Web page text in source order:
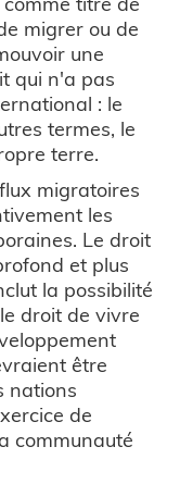
migrer ou de
une
qui n'a pas
: le
termes, le
terre.
migratoires
les
Le droit
et plus
la possibilité
droit de vivre
être
nations
de
communauté